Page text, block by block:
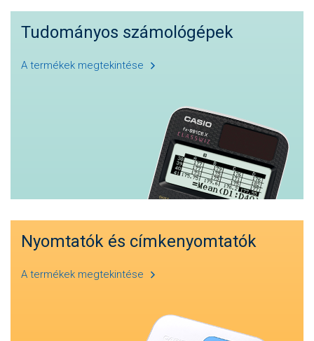
Tudományos számológépek
A termékek megtekintése
Nyomtatók és címkenyomtatók
A termékek megtekintése